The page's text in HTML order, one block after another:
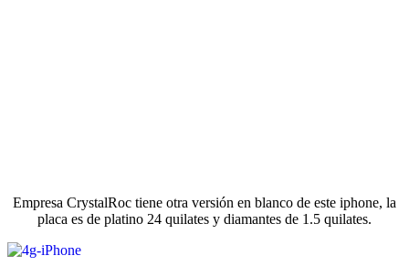
Empresa CrystalRoc tiene otra versión en blanco de este iphone, la
placa es de platino 24 quilates y diamantes de 1.5 quilates.